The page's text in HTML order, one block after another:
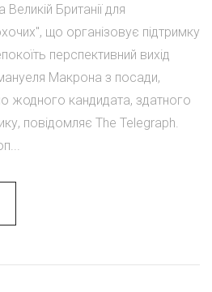
Великій Британії для
що організовує підтримку
перспективний вихід
Макрона з посади,
жодного кандидата, здатного
повідомляє The Telegraph.